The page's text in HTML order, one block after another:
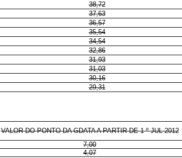
38,72
37,63
36,57
35,54
34,54
32,86
31,93
31,03
30,16
29,31
VALOR DO PONTO DA GDATA A PARTIR DE 1 ºJUL 2012
7,00
4,07